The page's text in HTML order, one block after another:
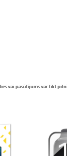
vai pasūtījums var tikt